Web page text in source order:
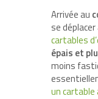
Arrivée au
se déplacer
cartables
épais et
moins
un